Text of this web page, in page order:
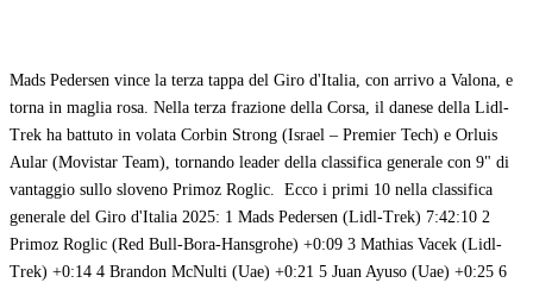
Mads Pedersen vince la terza tappa del Giro d'Italia, con arrivo a Valona, e
torna in maglia rosa. Nella terza frazione della Corsa, il danese della Lidl-
Trek ha battuto in volata Corbin Strong (Israel – Premier Tech) e Orluis
Aular (Movistar Team), tornando leader della classifica generale con 9" di
vantaggio sullo sloveno Primoz Roglic. Ecco i primi 10 nella classifica
generale del Giro d'Italia 2025: 1 Mads Pedersen (Lidl-Trek) 7:42:10 2
Primoz Roglic (Red Bull-Bora-Hansgrohe) +0:09 3 Mathias Vacek (Lidl-
Trek) +0:14 4 Brandon McNulti (Uae) +0:21 5 Juan Ayuso (Uae) +0:25 6